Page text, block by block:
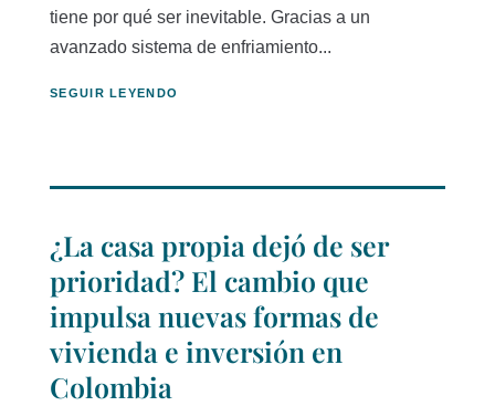
tiene por qué ser inevitable. Gracias a un
avanzado sistema de enfriamiento...
SEGUIR LEYENDO
¿La casa propia dejó de ser
prioridad? El cambio que
impulsa nuevas formas de
vivienda e inversión en
Colombia